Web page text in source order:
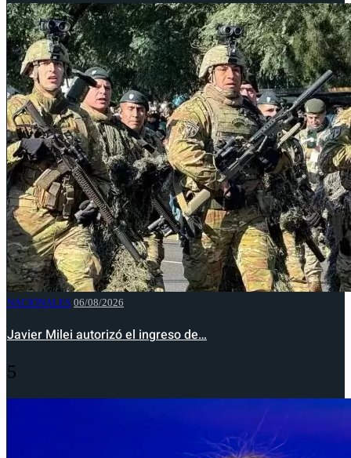
NACIONALES 06/08/2026
Javier Milei autorizó el ingreso de…
5